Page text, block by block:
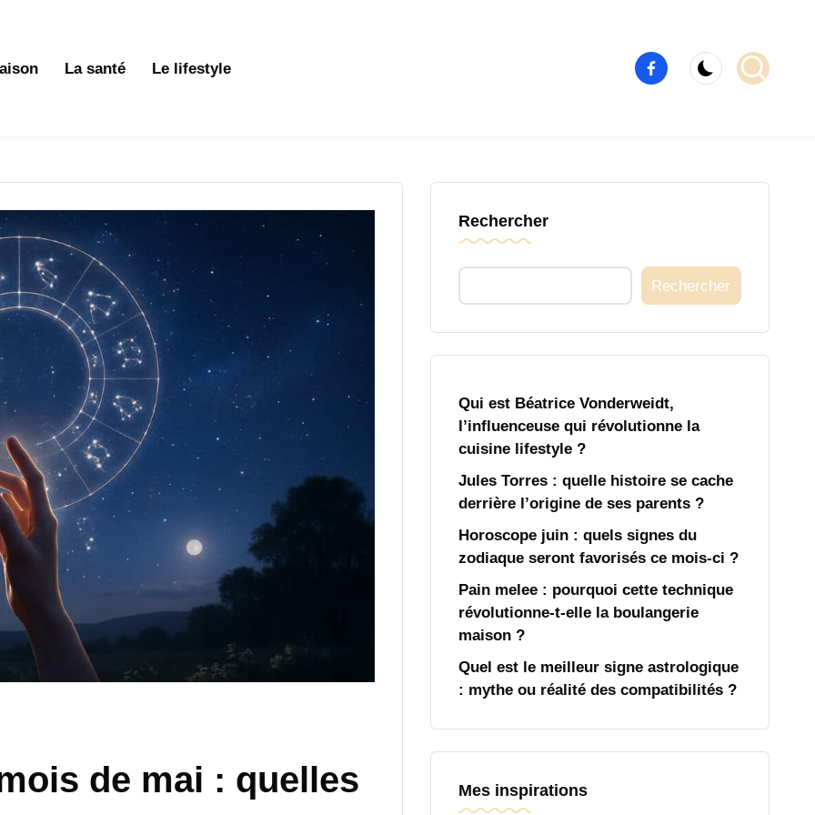
La santé Le lifestyle
Élément
de
de mai : quelles
Rechercher
Rechercher
Qui est Béatrice Vonderweidt,
l’influenceuse qui révolutionne la
cuisine lifestyle ?
Jules Torres : quelle histoire se cache
derrière l’origine de ses parents ?
Horoscope juin : quels signes du
zodiaque seront favorisés ce mois-ci ?
Pain melee : pourquoi cette technique
révolutionne-t-elle la boulangerie
maison ?
Quel est le meilleur signe astrologique
: mythe ou réalité des compatibilités ?
Mes inspirations